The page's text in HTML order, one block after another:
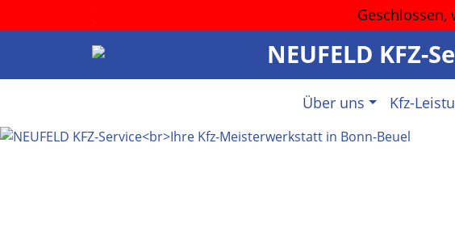
NEUFELD KFZ-
Über uns Kfz-